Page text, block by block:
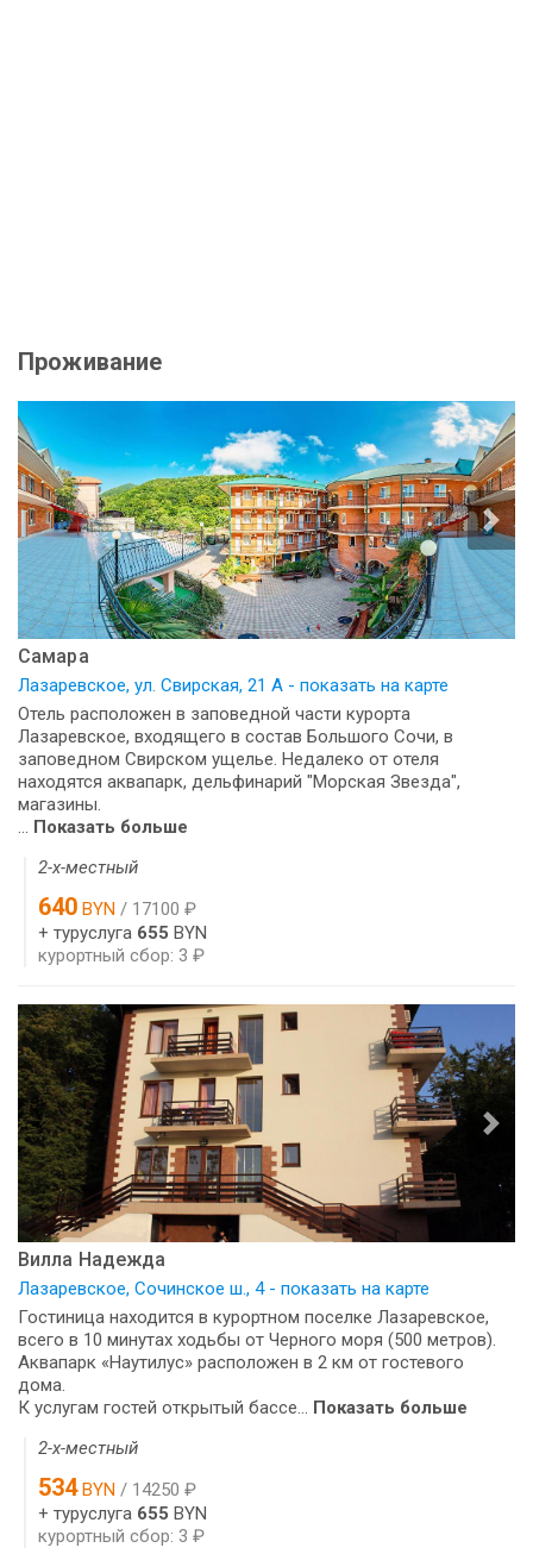
Проживание
Самара
Лазаревское, ул. Свирская, 21 А - показать на карте
Отель расположен в заповедной части курорта
Лазаревское, входящего в состав Большого Сочи, в
заповедном Свирском ущелье. Недалеко от отеля
находятся аквапарк, дельфинарий "Морская Звезда",
магазины.
Показать больше
2-х-местный
640 BYN / 17100 ₽
+ туруслуга 655 BYN
курортный сбор: 3 ₽
Вилла Надежда
Лазаревское, Сочинское ш., 4 - показать на карте
Гостиница находится в курортном поселке Лазаревское,
всего в 10 минутах ходьбы от Черного моря (500 метров).
Аквапарк «Наутилус» расположен в 2 км от гостевого
дома.
К услугам гостей открытый бассе... Показать больше
2-х-местный
534BYN / 14250 ₽
+ туруслуга 655 BYN
курортный сбор: 3 ₽